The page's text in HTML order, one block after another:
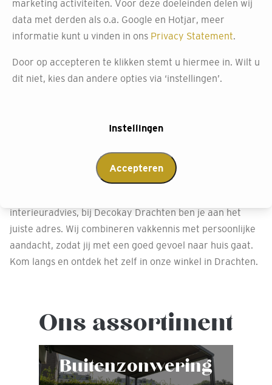
Wij helpen je graag bij
Decokay Drachten
Of je nu langskomt voor nieuwe raamdecoratie, een
interieuradvies, bij Decokay Drachten ben je aan het
juiste adres. Wij combineren vakkennis met persoonlijke
aandacht, zodat jij met een goed gevoel naar huis gaat.
Kom langs en ontdek het zelf in onze winkel in Drachten.
Ons assortiment
Buitenzonwering
marketing activiteiten. Voor deze doeleinden delen wij
data met derden als o.a. Google en Hotjar, meer
informatie kunt u vinden in ons Privacy Statement.
Door op accepteren te klikken stemt u hiermee in. Wilt u
dit niet, kies dan andere opties via ‘instellingen’.
Instellingen
Accepteren